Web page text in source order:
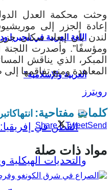
اللغة العربية في
العربية والإسلامية”
إعادة الجزر إلى
لندن بأن إبعاد سكان
ومؤسفًا”. وأصدرت اللجنة
المبكر، الذي يناقش
المعاهدة ومنع تفاقمها
رويترز
كلمات مفتاحية: انتهاكات
Share TweetSend
مواد ذات صلة